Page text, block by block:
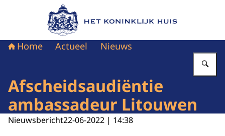
Naar de homepage van Het Koninklijk Huis
Home Actueel Nieuws
Afscheidsaudiëntie
ambassadeur Litouwen
Nieuwsbericht22-06-2022 | 14:38